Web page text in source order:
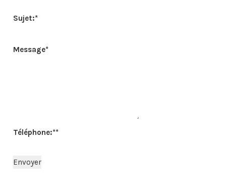
Sujet:*
Message*
Téléphone:**